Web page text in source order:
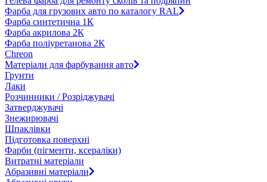
Фарба для грузових авто по каталогу RAL
Фарба синтетична 1К
Фарба акрилова 2К
Фарба поліуретанова 2К
Chreon
Матеріали для фарбування авто
Грунти
Лаки
Розчинники / Розріджувачі
Затверджувачі
Знежирювачі
Шпаклівки
Підготовка поверхні
Фарби (пігменти, ксераліки)
Витратні матеріали
Абразивні матеріали